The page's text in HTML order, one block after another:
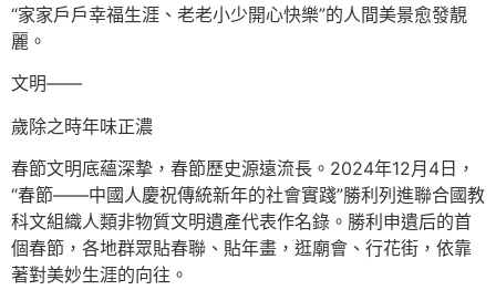
“家家戶戶幸福生涯、老老小少開心快樂”的人間美景愈發靚
麗。
文明——
歲除之時年味正濃
春節文明底蘊深摯，春節歷史源遠流長。2024年12月4日，
“春節——中國人慶祝傳統新年的社會實踐”勝利列進聯合國教
科文組織人類非物質文明遺產代表作名錄。勝利申遺后的首
個春節，各地群眾貼春聯、貼年畫，逛廟會、行花街，依靠
著對美妙生涯的向往。